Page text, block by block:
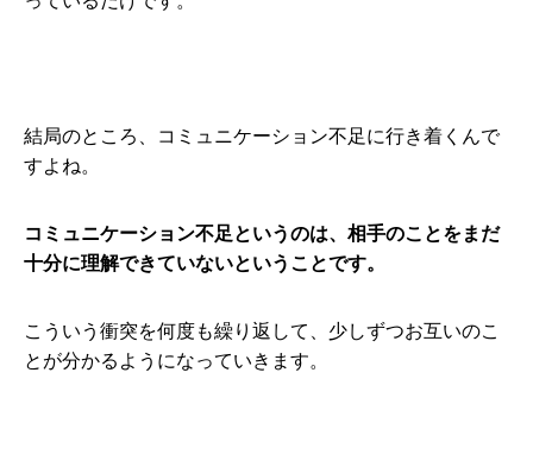
結局のところ、コミュニケーション不足に行き着くんで
すよね。
コミュニケーション不足というのは、相手のことをまだ
十分に理解できていないということです。
こういう衝突を何度も繰り返して、少しずつお互いのこ
とが分かるようになっていきます。